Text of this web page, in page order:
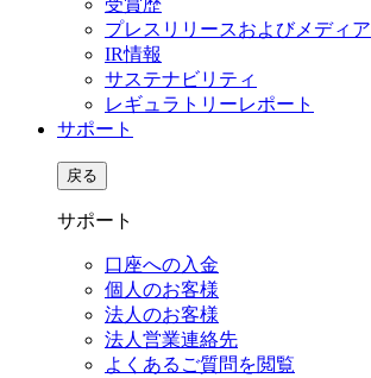
受賞歴
プレスリリースおよびメディア
IR情報
サステナビリティ
レギュラトリーレポート
サポート
戻る
サポート
口座への入金
個人のお客様
法人のお客様
法人営業連絡先
よくあるご質問を閲覧